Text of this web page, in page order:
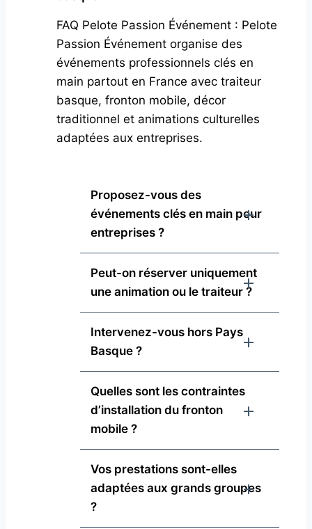
FAQ Pelote Passion Événement : Pelote
Passion Événement organise des
événements professionnels clés en
main partout en France avec traiteur
basque, fronton mobile, décor
traditionnel et animations culturelles
adaptées aux entreprises.
Proposez-vous des
événements clés en main pour
entreprises ?
Peut-on réserver uniquement
une animation ou le traiteur ?
Intervenez-vous hors Pays
Basque ?
Quelles sont les contraintes
d’installation du fronton
mobile ?
Vos prestations sont-elles
adaptées aux grands groupes
?